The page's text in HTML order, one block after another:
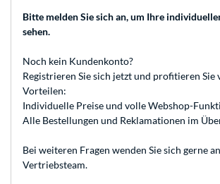
Bitte melden Sie sich an, um Ihre
sehen.
Noch kein Kundenkonto?
Registrieren Sie sich jetzt und profitieren Sie
Vorteilen:
Individuelle Preise und volle Webshop-
Alle Bestellungen und Reklamationen im
Bei weiteren Fragen wenden Sie sich gerne
Vertriebsteam.